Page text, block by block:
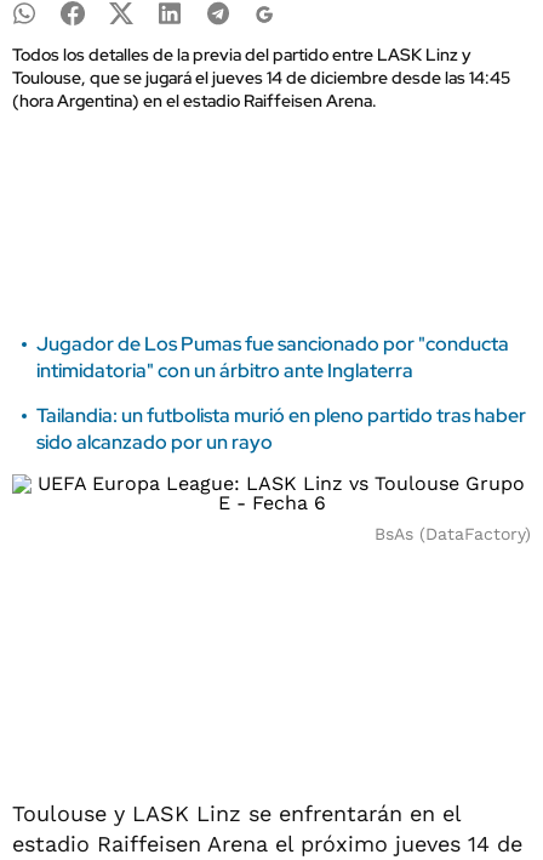
Todos los detalles de la previa del partido entre LASK Linz y
Toulouse, que se jugará el jueves 14 de diciembre desde las 14:45
(hora Argentina) en el estadio Raiffeisen Arena.
Jugador de Los Pumas fue sancionado por "conducta
intimidatoria" con un árbitro ante Inglaterra
Tailandia: un futbolista murió en pleno partido tras haber
sido alcanzado por un rayo
BsAs (DataFactory)
Toulouse y LASK Linz se enfrentarán en el
estadio Raiffeisen Arena el próximo jueves 14 de